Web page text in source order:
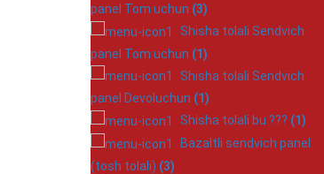
panel Tom uchun (3)
Shisha tolali Sendvich
panel Tom uchun (1)
Shisha tolali Sendvich
panel Devoluchun (1)
Shisha tolali bu ??? (1)
Bazaltli sendvich panel
(tosh tolali) (3)